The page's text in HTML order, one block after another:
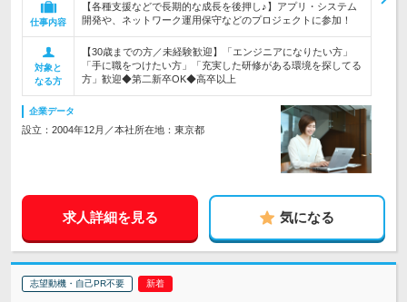
仕事内容
【各種支援などで長期的な成長を後押し♪】アプリ・システム
開発や、ネットワーク運用保守などのプロジェクトに参加！
対象と
なる方
【30歳までの方／未経験歓迎】「エンジニアになりたい方」
「手に職をつけたい方」「充実した研修がある環境を探してる
方」歓迎◆第二新卒OK◆高卒以上
企業データ
設立：2004年12月／本社所在地：東京都
求人詳細を見る 気になる
志望動機・自己PR不要